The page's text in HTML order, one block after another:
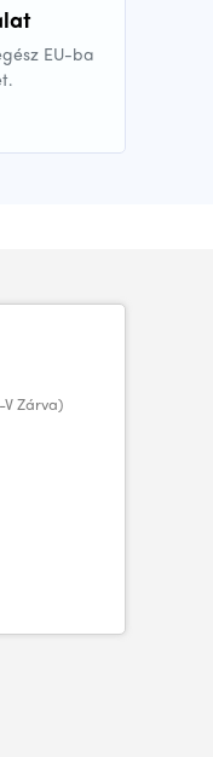
EU-ba
V Zárva)